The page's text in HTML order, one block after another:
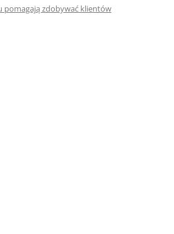
pomagają zdobywać klientów